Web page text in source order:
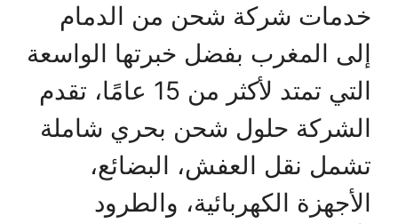
خدمات شركة شحن من الدمام
إلى المغرب بفضل خبرتها الواسعة
التي تمتد لأكثر من 15 عامًا، تقدم
الشركة حلول شحن بحري شاملة
تشمل نقل العفش، البضائع،
الأجهزة الكهربائية، والطرود